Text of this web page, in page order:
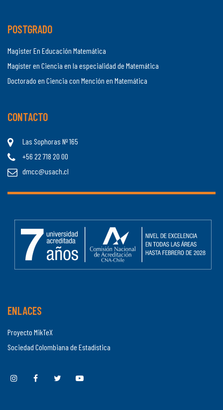
POSTGRADO
Magister En Educación Matemática
Magíster en Ciencia en la especialidad de Matemática
Doctorado en Ciencia con Mención en Matemática
CONTACTO
Las Sophoras Nº 165
+56 22 718 20 00
dmcc@usach.cl
ENLACES
Proyecto MikTeX
Sociedad Colombiana de Estadística